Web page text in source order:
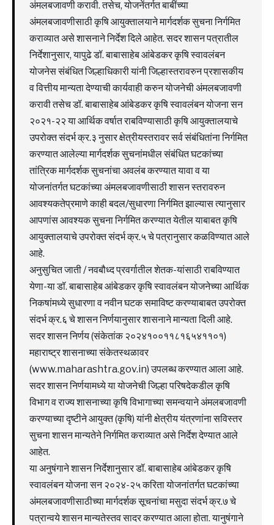
अंमलबजावणी करावी. तसेच, योजनेंतर्गत बाबींच्या
अंमलबजावणीसाठी कृषि आयुक्तालयाने मार्गदर्शक सुचना निर्गमित
कराव्यात असे शासनाने निर्देश दिले आहेत. सदर शासन पत्रातील
निर्देशानुसार, यापुढे डॉ. बाबासाहेब आंबेडकर कृषि स्वावलंबन
योजनेस संबंधित जिल्हाधिकारी यांनी जिल्हास्तरावरुन प्रशासकीय
व वित्तीय मान्यता देण्याची कार्यवाही करुन योजनेची अंमलबजावणी
करावी तसेच डॉ. बाबासाहेब आंबेडकर कृषि स्वावलंबन योजना सन
२०२१-२२ या आर्थिक वर्षात राबविण्यासाठी कृषि आयुक्तालयाचे
उपरोक्त संदर्भ क्र.३ नुसार क्षेत्रीयस्तरावर सर्व संबंधितांना निर्गमित
करण्यात आलेल्या मार्गदर्शक सुचनांमधील संबंधित घटकांच्या
तांत्रिक मार्गदर्शक सुचनांचा अवलंब करण्यात यावा व या
योजनांतर्गत घटकांच्या अंमलबजावणीसाठी शासन स्तरावरुन
आवश्यकतेप्रमाणे काही बदल/सुधारणा निर्गमित झाल्यास त्यानुसार
आपणांस आवश्यक सुचना निर्गमित करण्यात येतील याबाबत कृषि
आयुक्तालयाचे उपरोक्त संदर्भ क्र.५ चे पत्रानुसार कळविण्यात आले
आहे.
अनुसुचित जाती / नवबौध्द प्रवर्गातील शेतक-यांसाठी राबविण्यात
येणा-या डॉ. बाबासाहेब आंबेडकर कृषि स्वावलंबन योजनेच्या आर्थिक
निकषांमध्ये सुधारणा व नवीन घटक समाविष्ट करण्याबाबत उपरोक्त
संदर्भ क्र.६ चे शासन निर्णयानुसार शासनाने मान्यता दिली आहे.
सदर शासन निर्णय (संकेतांक २०२४१००११८१६५४११०१)
महाराष्ट्र शासनाच्या संकेतस्थळावर
(www.maharashtra.gov.in) उपलब्ध करण्यात आला आहे.
सदर शासन निर्णयामध्ये या योजनेची जिल्हा परिषदेकडील कृषि
विभाग व राज्य शासनाच्या कृषि विभागाच्या समन्वयाने अंमलबजावणी
करण्याच्या दृष्टीने आयुक्त (कृषि) यांनी क्षेत्रीय यंत्रणांना सविस्तर
सुचना शासन मान्यतेने निर्गमित कराव्यात असे निर्देश देण्यात आले
आहेत.
या अनुषंगाने शासन निर्देशानुसार डॉ. बाबासाहेब आंबेडकर कृषि
स्वावलंबन योजना सन २०२४-२५ करिता योजनांतर्गत घटकांच्या
अंमलबजावणीसाठीच्या मार्गदर्शक सूचनांचा मसुदा संदर्भ क्र.७ चे
पत्रान्वये शासन मान्यतेस्तव सादर करण्यात आला होता. यानुषंगाने